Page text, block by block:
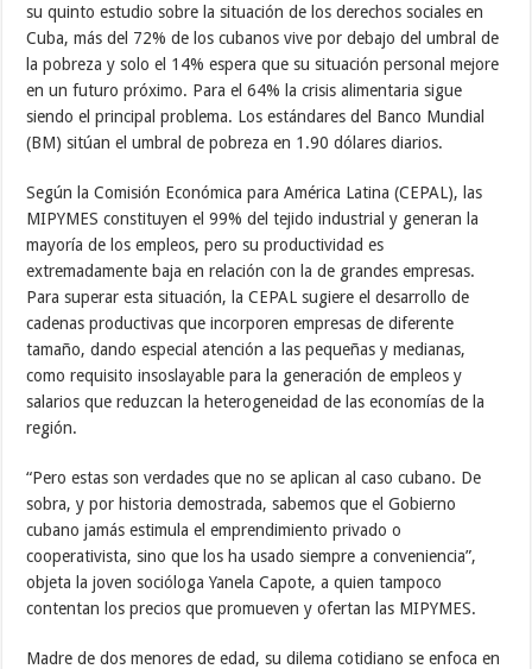
su quinto estudio sobre la situación de los derechos sociales en
Cuba, más del 72% de los cubanos vive por debajo del umbral de
la pobreza y solo el 14% espera que su situación personal mejore
en un futuro próximo. Para el 64% la crisis alimentaria sigue
siendo el principal problema. Los estándares del Banco Mundial
(BM) sitúan el umbral de pobreza en 1.90 dólares diarios.
Según la Comisión Económica para América Latina (CEPAL), las
MIPYMES constituyen el 99% del tejido industrial y generan la
mayoría de los empleos, pero su productividad es
extremadamente baja en relación con la de grandes empresas.
Para superar esta situación, la CEPAL sugiere el desarrollo de
cadenas productivas que incorporen empresas de diferente
tamaño, dando especial atención a las pequeñas y medianas,
como requisito insoslayable para la generación de empleos y
salarios que reduzcan la heterogeneidad de las economías de la
región.
“Pero estas son verdades que no se aplican al caso cubano. De
sobra, y por historia demostrada, sabemos que el Gobierno
cubano jamás estimula el emprendimiento privado o
cooperativista, sino que los ha usado siempre a conveniencia”,
objeta la joven socióloga Yanela Capote, a quien tampoco
contentan los precios que promueven y ofertan las MIPYMES.
Madre de dos menores de edad, su dilema cotidiano se enfoca en